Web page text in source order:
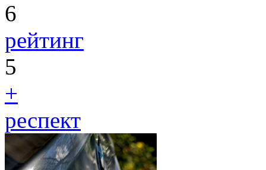
6
рейтинг
5
+
респект